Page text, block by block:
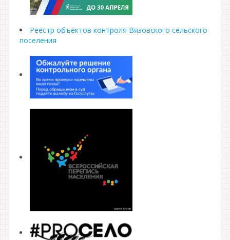
Реестр объектов контроля Вязовского сельского
поселения